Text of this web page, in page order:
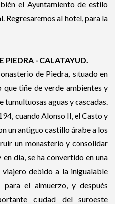
el Ayuntamiento de estilo
Regresaremos al hotel, para la
PIEDRA - CALATAYUD.
de Piedra situado en
que tiñe de verde ambientes y
aguas y cascadas.
cuando Alonso II, el Casto y
un antiguo castillo árabe a los
un monasterio y consolidar
día, se ha convertido en una
debido a la inigualable
para el almuerzo, y después
ciudad del suroeste